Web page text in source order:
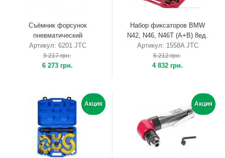
Съёмник форсунок
пневматический
Артикул: 6201 JTC
9 217 грн.
6 273 грн.
Набор фиксаторов BMW
N42, N46, N46T (A+B) 8ед.
Артикул: 1558A JTC
6 212 грн.
4 832 грн.
Акция Акция